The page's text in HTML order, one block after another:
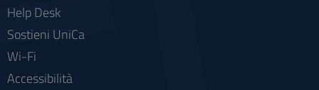
Help Desk
Sostieni UniCa
Wi-Fi
Accessibilità